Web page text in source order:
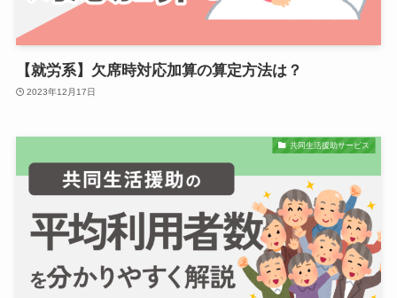
【就労系】欠席時対応加算の算定方法は？
2023年12月17日
共同生活援助サービス